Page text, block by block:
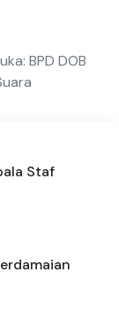
BPD DOB
Staf